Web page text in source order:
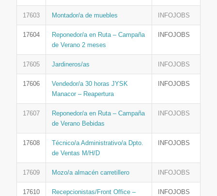
17603 Montador/a de muebles INFOJOBS
17604
Reponedor/a en Ruta – Campaña
de Verano 2 meses
INFOJOBS
17605 Jardineros/as INFOJOBS
17606
Vendedor/a 30 horas JYSK
Manacor – Reapertura
INFOJOBS
17607
Reponedor/a en Ruta – Campaña
de Verano Bebidas
INFOJOBS
17608
Técnico/a Administrativo/a Dpto.
de Ventas M/H/D
INFOJOBS
17609 Mozo/a almacén carretillero INFOJOBS
17610
Recepcionistas/Front Office –
INFOJOBS